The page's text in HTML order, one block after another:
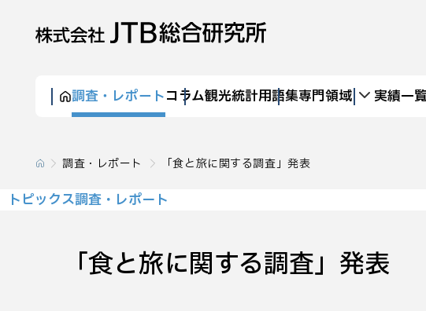
調査・レポートコラム観光統計用語集専門領域 実績一
調査・レポート 「食と旅に関する調査」発表
トピックス調査・レポート
「食と旅に関する調査」発表